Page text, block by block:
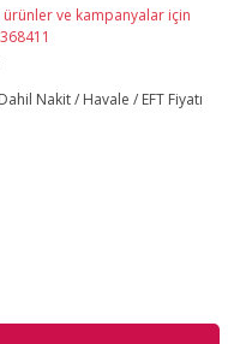
ve kampanyalar için
Nakit / Havale / EFT Fiyatı